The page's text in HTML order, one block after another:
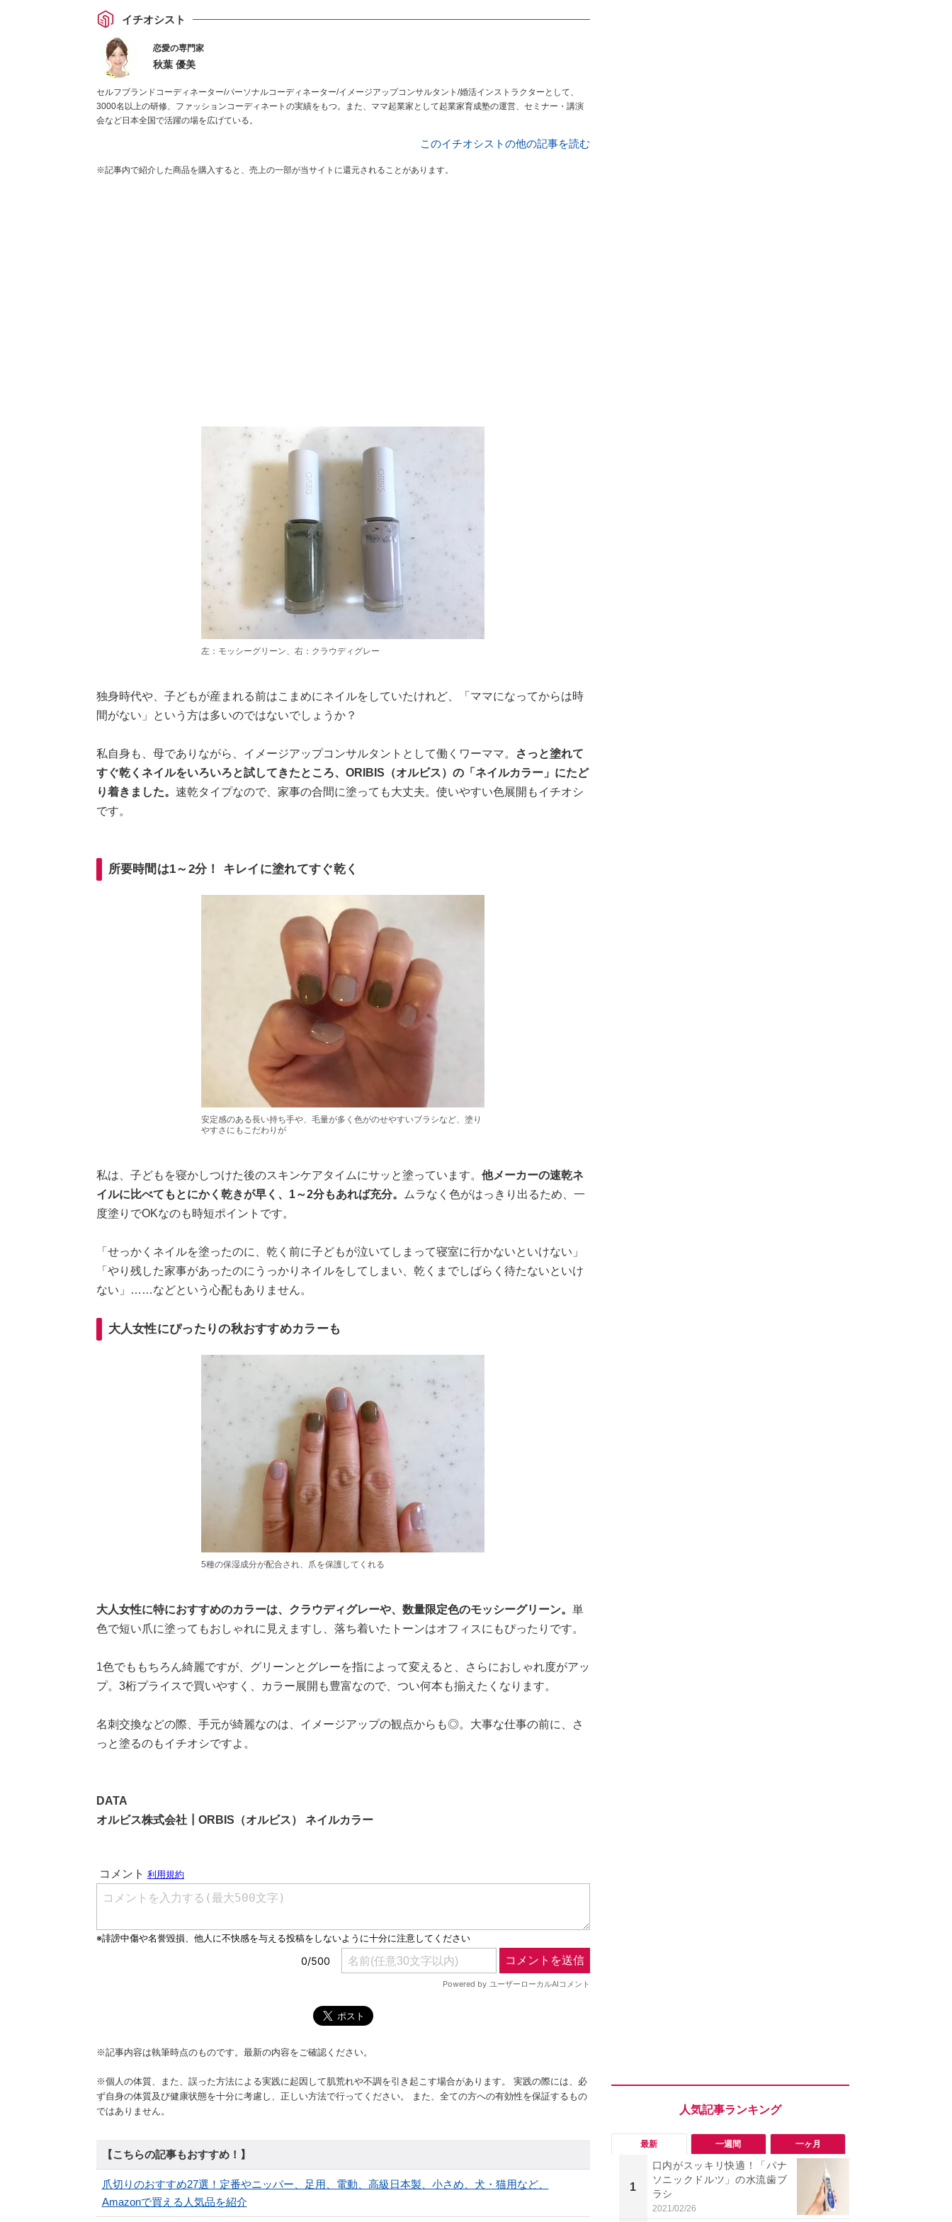
イチオシスト
恋愛の専門家
秋葉 優美
セルフブランドコーディネーター/パーソナルコーディネーター/イメージアップコンサルタント/婚活インストラクターとして、
3000名以上の研修、ファッションコーディネートの実績をもつ。また、ママ起業家として起業家育成塾の運営、セミナー・講演
会など日本全国で活躍の場を広げている。
このイチオシストの他の記事を読む
※記事内で紹介した商品を購入すると、売上の一部が当サイトに還元されることがあります。
左：モッシーグリーン、右：クラウディグレー
独身時代や、子どもが産まれる前はこまめにネイルをしていたけれど、「ママになってからは時
間がない」という方は多いのではないでしょうか？
私自身も、母でありながら、イメージアップコンサルタントとして働くワーママ。
さっと塗れて
すぐ乾くネイルをいろいろと試してきたところ、ORIBIS（オルビス）の「ネイルカラー」にたど
り着きました。 速乾タイプなので、家事の合間に塗っても大丈夫。使いやすい色展開もイチオシ
です。
所要時間は1～2分！ キレイに塗れてすぐ乾く
安定感のある長い持ち手や、毛量が多く色がのせやすいブラシなど、塗り
やすさにもこだわりが
私は、子どもを寝かしつけた後のスキンケアタイムにサッと塗っています。 他メーカーの速乾ネ
イルに比べてもとにかく乾きが早く、1～2分もあれば充分。
ムラなく色がはっきり出るため、一
度塗りでOKなのも時短ポイントです。
「せっかくネイルを塗ったのに、乾く前に子どもが泣いてしまって寝室に行かないといけない」
「やり残した家事があったのにうっかりネイルをしてしまい、乾くまでしばらく待たないといけ
ない」……などという心配もありません。
大人女性にぴったりの秋おすすめカラーも
5種の保湿成分が配合され、爪を保護してくれる
大人女性に特におすすめのカラーは、クラウディグレーや、数量限定色のモッシーグリーン。 単
色で短い爪に塗ってもおしゃれに見えますし、落ち着いたトーンはオフィスにもぴったりです。
1色でももちろん綺麗ですが、グリーンとグレーを指によって変えると、さらにおしゃれ度がアッ
プ。3桁プライスで買いやすく、カラー展開も豊富なので、つい何本も揃えたくなります。
名刺交換などの際、手元が綺麗なのは、イメージアップの観点からも◎。大事な仕事の前に、さ
っと塗るのもイチオシですよ。
DATA
オルビス株式会社┃ORBIS（オルビス） ネイルカラー
※記事内容は執筆時点のものです。最新の内容をご確認ください。
※個人の体質、また、誤った方法による実践に起因して肌荒れや不調を引き起こす場合があります。 実践の際には、必
ず自身の体質及び健康状態を十分に考慮し、正しい方法で行ってください。 また、全ての方への有効性を保証するもの
ではありません。
【こちらの記事もおすすめ！】
爪切りのおすすめ27選！定番やニッパー、足用、電動、高級日本製、小さめ、犬・猫用など、
Amazonで買える人気品を紹介
最新 一週間 一ヶ月
1
口内がスッキリ快適！「パナ
ソニックドルツ」の水流歯ブ
ラシ
2021/02/26